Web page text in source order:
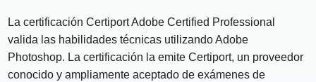
La certificación Certiport Adobe Certified Professional
valida las habilidades técnicas utilizando Adobe
Photoshop. La certificación la emite Certiport, un proveedor
conocido y ampliamente aceptado de exámenes de